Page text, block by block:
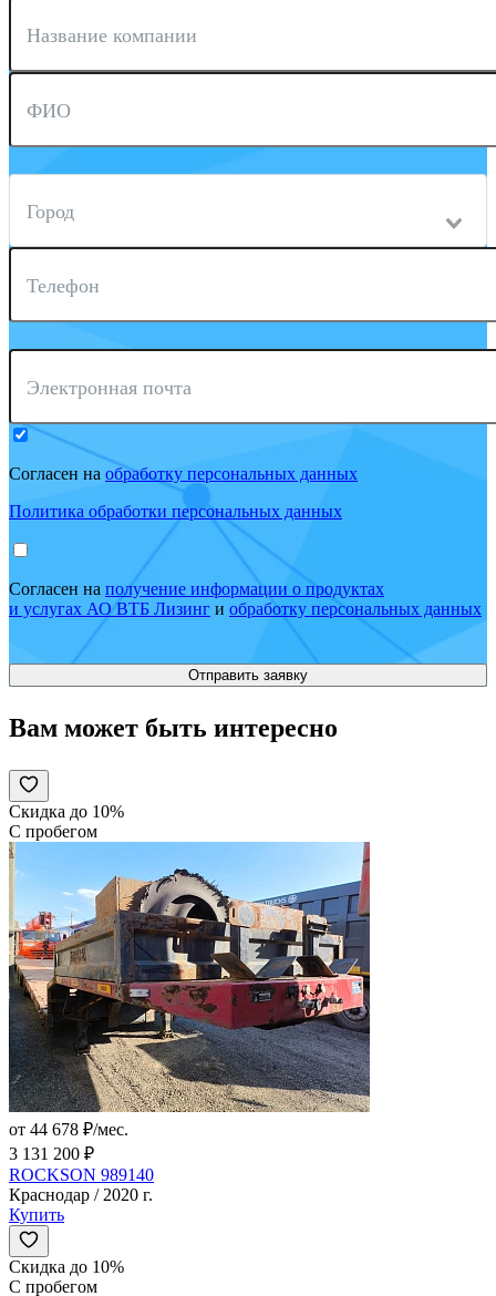
Название компании
ФИО
Город
Телефон
Электронная почта
Согласен на обработку персональных данных
Политика обработки персональных данных
Согласен на получение информации о продуктах
и услугах АО ВТБ Лизинг и обработку персональных данных
Вам может быть интересно
Скидка до 10%
С пробегом
от 44 678 ₽/мес.
3 131 200 ₽
ROCKSON 989140
Краснодар / 2020 г.
Купить
Скидка до 10%
С пробегом